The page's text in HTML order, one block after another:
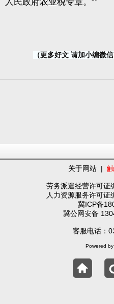
（更多好文 请加小编微
关于网站 |
劳务派遣经营许可证
人力资源服务许可
冀ICP备
冀公网安备
客服电话：
Powered